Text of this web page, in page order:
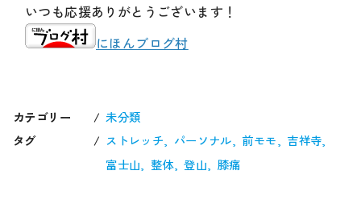
いつも応援ありがとうございます！
にほんブログ村
カテゴリー
未分類
タグ
ストレッチ パーソナル 前モモ
吉祥寺
富士山
整体 登山 膝痛